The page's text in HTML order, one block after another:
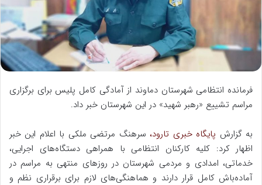
ل
فرمانده انتظامی شهرستان دماوند از آمادگی کامل پلیس برای برگزاری
مراسم تشییع «رهبر شهید» در این شهرستان خبر داد.
به گزارش پایگاه خبری تارود، سرهنگ مرتضی ملکی با اعلام این خبر
اظهار کرد: کلیه کارکنان انتظامی با همراهی دستگاه‌های اجرایی،
خدماتی، امدادی و مردمی شهرستان در روزهای منتهی به مراسم در
آماده‌باش کامل قرار دارند و هماهنگی‌های لازم برای برقراری نظم و